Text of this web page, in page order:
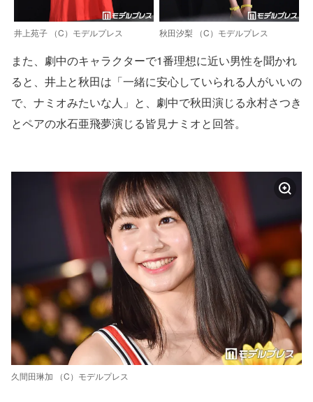
井上苑子 （C）モデルプレス 秋田汐梨 （C）モデルプレス
また、劇中のキャラクターで1番理想に近い男性を聞かれ
ると、井上と秋田は「一緒に安心していられる人がいいの
で、ナミオみたいな人」と、劇中で秋田演じる永村さつき
とペアの水石亜飛夢演じる皆見ナミオと回答。
久間田琳加 （C）モデルプレス